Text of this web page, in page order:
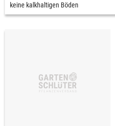
keine kalkhaltigen Böden